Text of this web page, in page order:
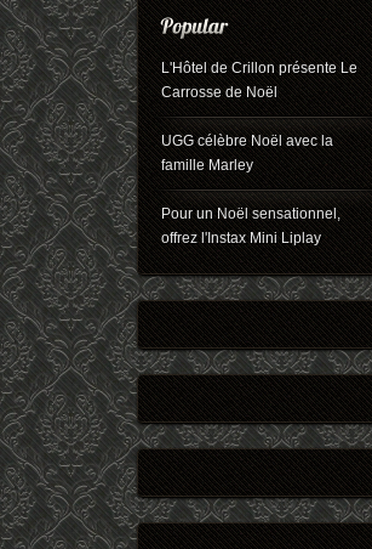
L'Hôtel de Crillon présente Le
Carrosse de Noël
UGG célèbre Noël avec la
famille Marley
Pour un Noël sensationnel,
offrez l'Instax Mini Liplay